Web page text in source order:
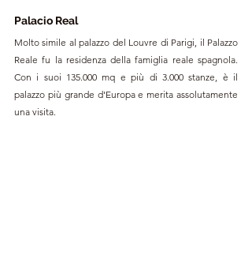
Palacio Real
Molto simile al palazzo del Louvre di Parigi, il Palazzo
Reale fu la residenza della famiglia reale spagnola.
Con i suoi 135.000 mq e più di 3.000 stanze, è il
palazzo più grande d'Europa e merita assolutamente
una visita.